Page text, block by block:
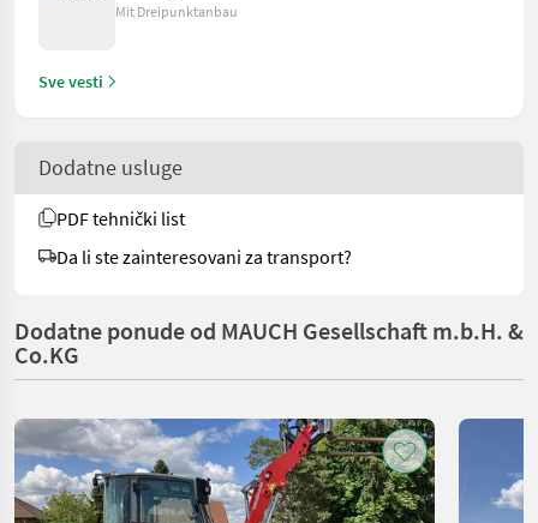
Mit Dreipunktanbau
Sve vesti
Dodatne usluge
PDF tehnički list
Da li ste zainteresovani za transport?
Dodatne ponude od MAUCH Gesellschaft m.b.H. &
Co.KG